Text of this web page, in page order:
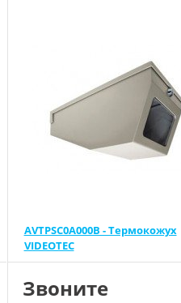
AVTPSC0A000B - Термокожух
VIDEOTEC
Звоните